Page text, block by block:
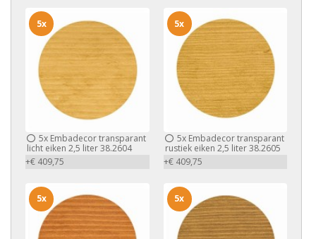
5x Embadecor transparant
licht eiken 2,5 liter 38.2604
+€ 409,75
5x
5xEmbadecor transparant
rustiek eiken 2,5 liter 38.2605
+€ 409,75
5x
5x 5x